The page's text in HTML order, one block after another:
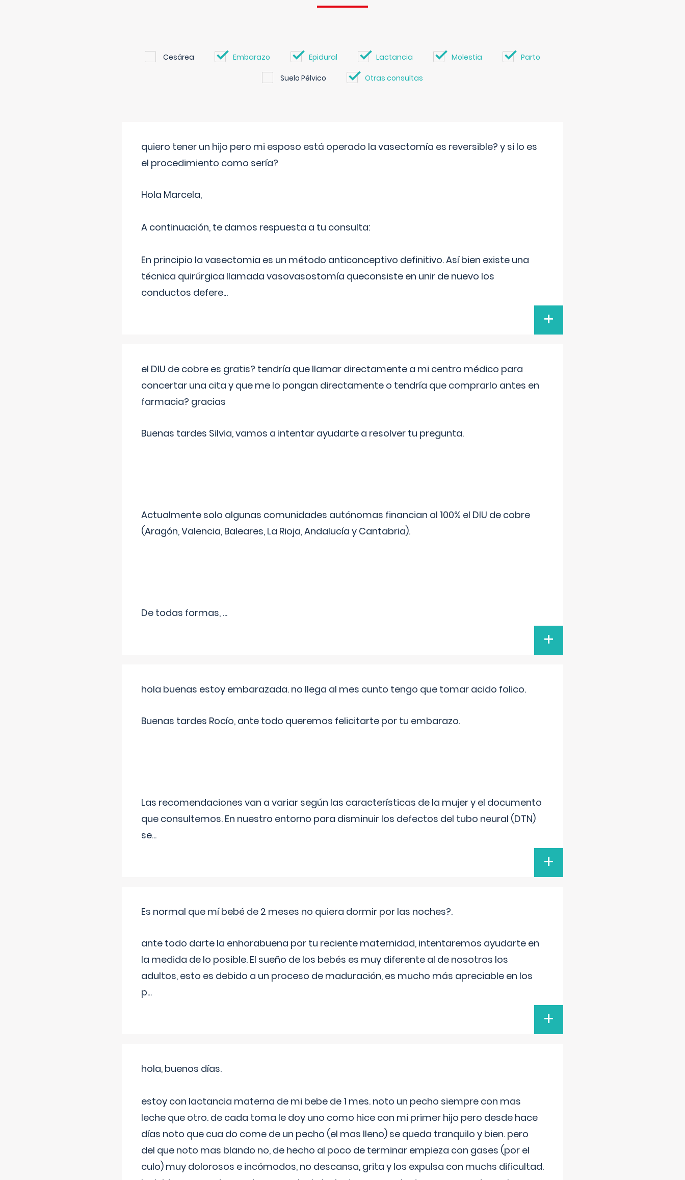
Cesárea Embarazo Epidural Lactancia Molestia Parto
Suelo Pélvico Otras consultas
quiero tener un hijo pero mi esposo está operado la vasectomía es reversible? y si lo es
el procedimiento como sería?
Hola Marcela,
A continuación, te damos respuesta a tu consulta:
En principio la vasectomia es un método anticonceptivo definitivo. Así bien existe una
técnica quirúrgica llamada vasovasostomía queconsiste en unir de nuevo los
conductos defere...
+
el DIU de cobre es gratis? tendría que llamar directamente a mi centro médico para
concertar una cita y que me lo pongan directamente o tendría que comprarlo antes en
farmacia? gracias
Buenas tardes Silvia, vamos a intentar ayudarte a resolver tu pregunta.
Actualmente solo algunas comunidades autónomas financian al 100% el DIU de cobre
(Aragón, Valencia, Baleares, La Rioja, Andalucía y Cantabria).
De todas formas, ...
+
hola buenas estoy embarazada. no llega al mes cunto tengo que tomar acido folico.
Buenas tardes Rocío, ante todo queremos felicitarte por tu embarazo.
Las recomendaciones van a variar según las características de la mujer y el documento
que consultemos. En nuestro entorno para disminuir los defectos del tubo neural (DTN)
se...
+
Es normal que mí bebé de 2 meses no quiera dormir por las noches?.
ante todo darte la enhorabuena por tu reciente maternidad, intentaremos ayudarte en
la medida de lo posible. El sueño de los bebés es muy diferente al de nosotros los
adultos, esto es debido a un proceso de maduración, es mucho más apreciable en los
p...
+
hola, buenos días.
estoy con lactancia materna de mi bebe de 1 mes. noto un pecho siempre con mas
leche que otro. de cada toma le doy uno como hice con mi primer hijo pero desde hace
días noto que cua do come de un pecho (el mas lleno) se queda tranquilo y bien. pero
del que noto mas blando no, de hecho al poco de terminar empieza con gases (por el
culo) muy dolorosos e incómodos, no descansa, grita y los expulsa con muchs dificultad.